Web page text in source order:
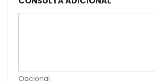
Opcional